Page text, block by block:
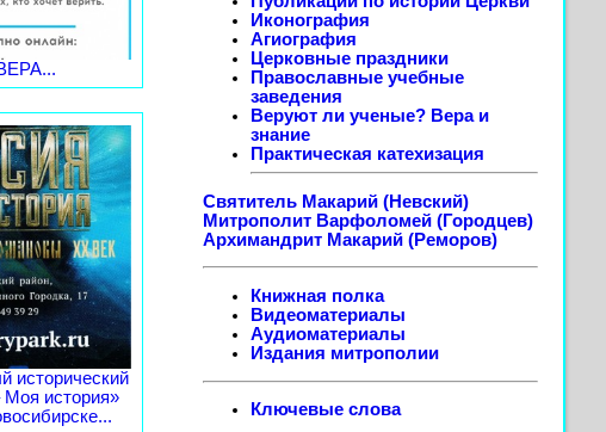
исторический
Моя история»
Иконография
Агиография
Церковные праздники
Православные учебные
заведения
Веруют ли ученые? Вера и
знание
Практическая катехизация
Святитель Макарий (Невский)
Митрополит Варфоломей (Городцев)
Архимандрит Макарий (Реморов)
Книжная полка
Видеоматериалы
Аудиоматериалы
Издания митрополии
Ключевые слова